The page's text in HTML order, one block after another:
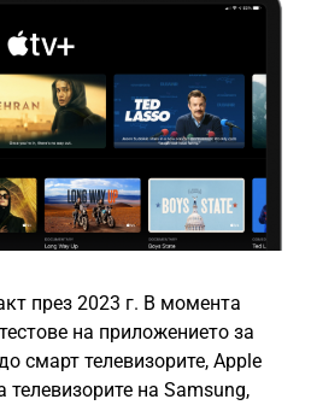
през 2023 г. В момента
на приложението за
смарт телевизорите, Apple
телевизорите на Samsung,